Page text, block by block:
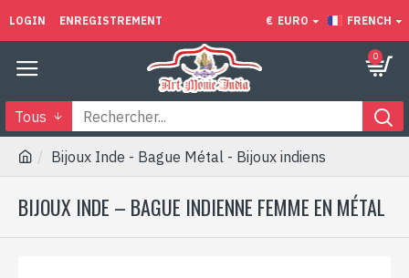
LOGIN ENREGISTREMENT € EURO FRENCH
0
Tous
Bijoux Inde - Bague Métal - Bijoux indiens
BIJOUX INDE – BAGUE INDIENNE FEMME EN MÉTAL